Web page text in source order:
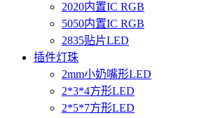
2020内置IC RGB
5050内置IC RGB
2835贴片LED
插件灯珠
2mm小奶嘴形LED
2*3*4方形LED
2*5*7方形LED